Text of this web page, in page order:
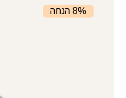
8% הנחה